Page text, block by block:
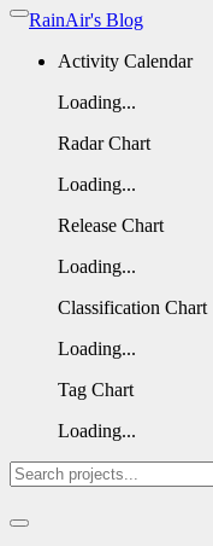
RainAir's Blog
Activity Calendar
Loading...
Radar Chart
Loading...
Release Chart
Loading...
Classification Chart
Loading...
Tag Chart
Loading...